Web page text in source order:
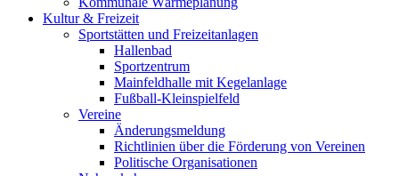
Kultur & Freizeit
Sportstätten und Freizeitanlagen
Hallenbad
Sportzentrum
Mainfeldhalle mit Kegelanlage
Fußball-Kleinspielfeld
Vereine
Änderungsmeldung
Richtlinien über die Förderung von Vereinen
Politische Organisationen